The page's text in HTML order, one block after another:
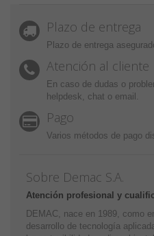
Plazo de entrega
Plazo de entrega
Atención al cliente
En caso de dudas o
helpdesk, chat o email.
Pago
Varios métodos de pago
Sobre Demac S.A.
Atención profesional y
DEMAC, nace en 1989, como
desarrollo de tecnología